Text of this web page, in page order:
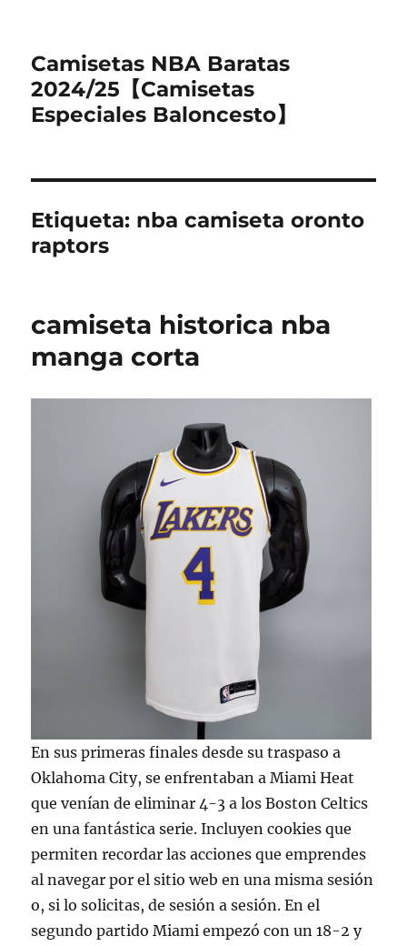
Camisetas NBA Baratas
2024/25【Camisetas
Especiales Baloncesto】
Etiqueta: nba camiseta oronto
raptors
camiseta historica nba
manga corta
En sus primeras finales desde su traspaso a
Oklahoma City, se enfrentaban a Miami Heat
que venían de eliminar 4-3 a los Boston Celtics
en una fantástica serie. Incluyen cookies que
permiten recordar las acciones que emprendes
al navegar por el sitio web en una misma sesión
o, si lo solicitas, de sesión a sesión. En el
segundo partido Miami empezó con un 18-2 y